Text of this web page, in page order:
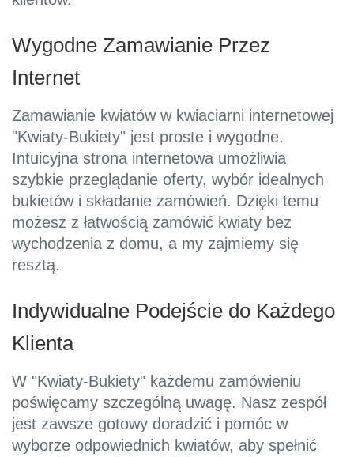
Wygodne Zamawianie Przez
Internet
Zamawianie kwiatów w kwiaciarni internetowej
"Kwiaty-Bukiety" jest proste i wygodne.
Intuicyjna strona internetowa umożliwia
szybkie przeglądanie oferty, wybór idealnych
bukietów i składanie zamówień. Dzięki temu
możesz z łatwością zamówić kwiaty bez
wychodzenia z domu, a my zajmiemy się
resztą.
Indywidualne Podejście do Każdego
Klienta
W "Kwiaty-Bukiety" każdemu zamówieniu
poświęcamy szczególną uwagę. Nasz zespół
jest zawsze gotowy doradzić i pomóc w
wyborze odpowiednich kwiatów, aby spełnić